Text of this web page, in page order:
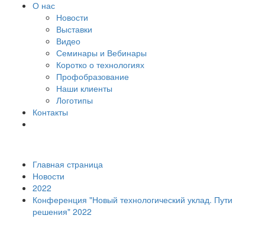
О нас
Новости
Выставки
Видео
Семинары и Вебинары
Коротко о технологиях
Профобразование
Наши клиенты
Логотипы
Контакты
Главная страница
Новости
2022
Конференция "Новый технологический уклад. Пути
решения" 2022